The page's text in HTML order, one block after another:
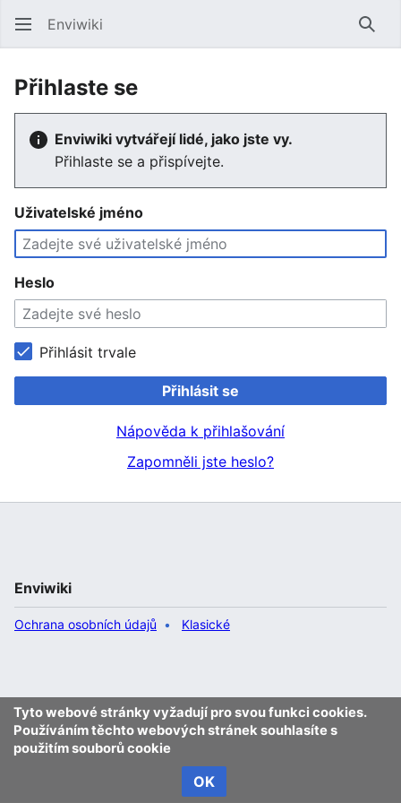
Enviwiki
Přihlaste se
Enviwiki vytvářejí lidé, jako jste vy.
Přihlaste se a přispívejte.
Uživatelské jméno
Heslo
Přihlásit trvale
Přihlásit se
Nápověda k přihlašování
Zapomněli jste heslo?
Tyto webové stránky vyžadují pro svou funkci cookies.
Používáním těchto webových stránek souhlasíte s
použitím souborů cookie
OK
Enviwiki
Ochrana osobních údajů Klasické